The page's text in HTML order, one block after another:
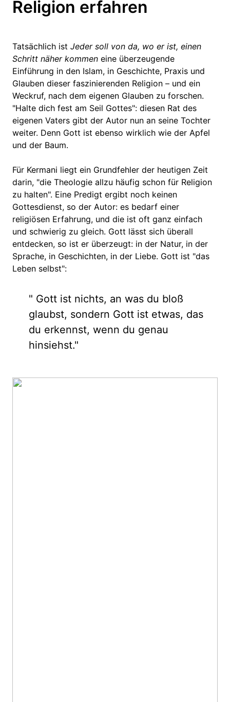
Religion erfahren
Tatsächlich ist Jeder soll von da, wo er ist, einen
Schritt näher kommen eine überzeugende
Einführung in den Islam, in Geschichte, Praxis und
Glauben dieser faszinierenden Religion – und ein
Weckruf, nach dem eigenen Glauben zu forschen.
"Halte dich fest am Seil Gottes": diesen Rat des
eigenen Vaters gibt der Autor nun an seine Tochter
weiter. Denn Gott ist ebenso wirklich wie der Apfel
und der Baum.
Für Kermani liegt ein Grundfehler der heutigen Zeit
darin, "die Theologie allzu häufig schon für Religion
zu halten". Eine Predigt ergibt noch keinen
Gottesdienst, so der Autor: es bedarf einer
religiösen Erfahrung, und die ist oft ganz einfach
und schwierig zu gleich. Gott lässt sich überall
entdecken, so ist er überzeugt: in der Natur, in der
Sprache, in Geschichten, in der Liebe. Gott ist "das
Leben selbst":
" Gott ist nichts, an was du bloß
glaubst, sondern Gott ist etwas, das
du erkennst, wenn du genau
hinsiehst."